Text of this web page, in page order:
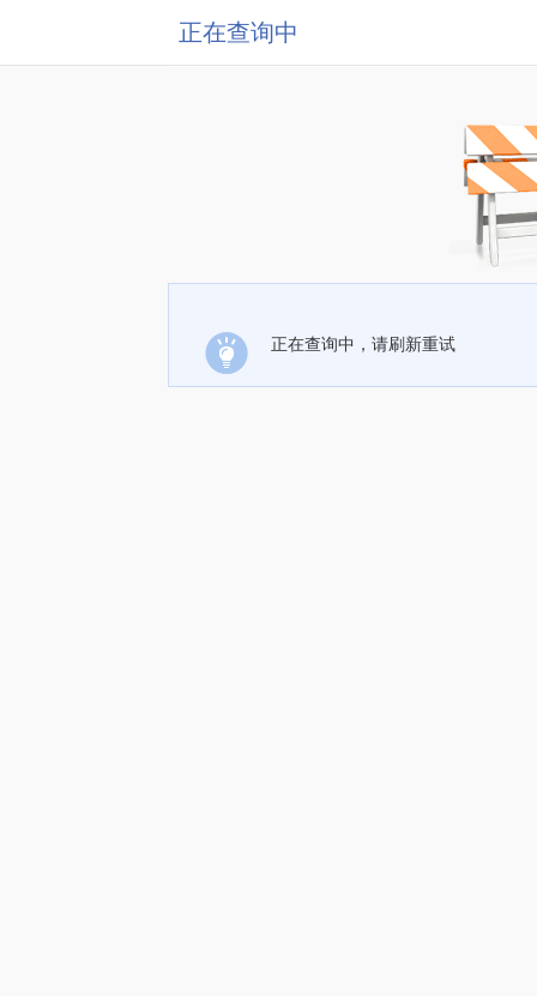
正在查询中
正在查询中，请刷新重试